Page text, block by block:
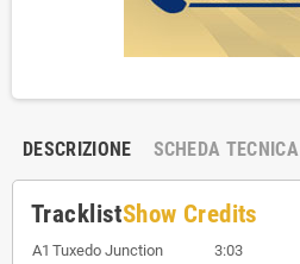
DESCRIZIONE SCHEDA TECNICA
TracklistShow Credits
A1 Tuxedo Junction
3:03